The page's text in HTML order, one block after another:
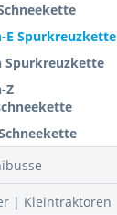
E Spurkreuzkette
Spurkreuzkette
Z
| Kleintraktoren